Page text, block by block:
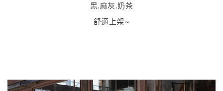
黑.麻灰.奶茶
舒適上架~